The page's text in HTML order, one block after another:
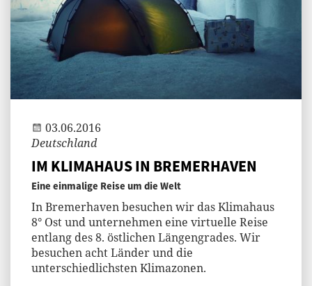
03.06.2016
Deutschland
IM KLIMAHAUS IN BREMERHAVEN
Eine einmalige Reise um die Welt
In Bremerhaven besuchen wir das Klimahaus
8° Ost und unternehmen eine virtuelle Reise
entlang des 8. östlichen Längengrades. Wir
besuchen acht Länder und die
unterschiedlichsten Klimazonen.